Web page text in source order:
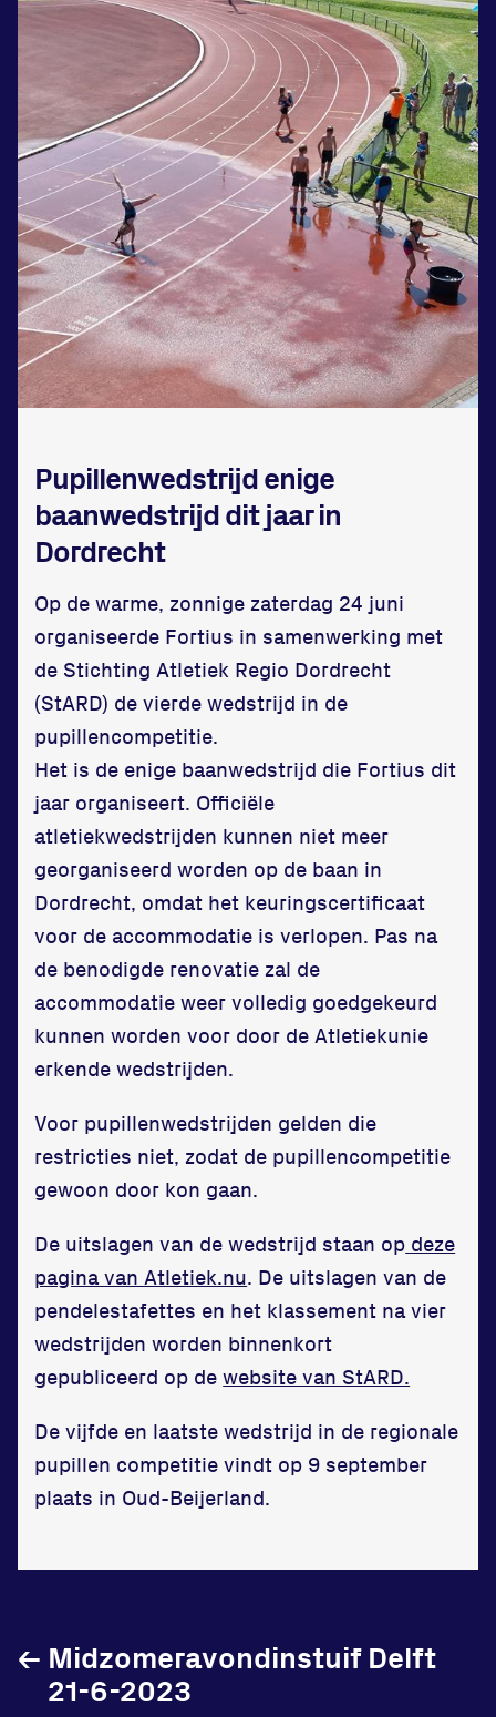
Zet een personal record
in onze gym
Fitness
Updates
Atleten
Vereniging
Contact
Locatie
Sportpark Reeweg
Halmaheiraplein 35
3312 GH Dordrecht
Bekijk locatie
Informatie
Privacy en cookies
Disclaimer
Huisregels
Vraag en contact
Pupillenwedstrijd enige
baanwedstrijd dit jaar in
Dordrecht
Op de warme, zonnige zaterdag 24 juni
organiseerde Fortius in samenwerking met
de Stichting Atletiek Regio Dordrecht
(StARD) de vierde wedstrijd in de
pupillencompetitie.
Het is de enige baanwedstrijd die Fortius dit
jaar organiseert. Officiële
atletiekwedstrijden kunnen niet meer
georganiseerd worden op de baan in
Dordrecht, omdat het keuringscertificaat
voor de accommodatie is verlopen. Pas na
de benodigde renovatie zal de
accommodatie weer volledig goedgekeurd
kunnen worden voor door de Atletiekunie
erkende wedstrijden.
Voor pupillenwedstrijden gelden die
restricties niet, zodat de pupillencompetitie
gewoon door kon gaan.
De uitslagen van de wedstrijd staan op deze
pagina van Atletiek.nu. De uitslagen van de
pendelestafettes en het klassement na vier
wedstrijden worden binnenkort
gepubliceerd op dewebsite van StARD.
De vijfde en laatste wedstrijd in de regionale
pupillen competitie vindt op 9 september
plaats in Oud-Beijerland.
Midzomeravondinstuif Delft
21-6-2023
←